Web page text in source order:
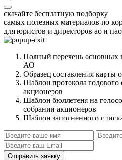
скачайте бесплатную подборку
самых полезных материалов по
для юристов и директоров ао и пао
Полный перечень основных
АО
Образец составления карты
Шаблон протокола годового
акционеров
Шаблон бюллетеня на
собрании акционеров
Шаблон заполненного
Отправить заявку